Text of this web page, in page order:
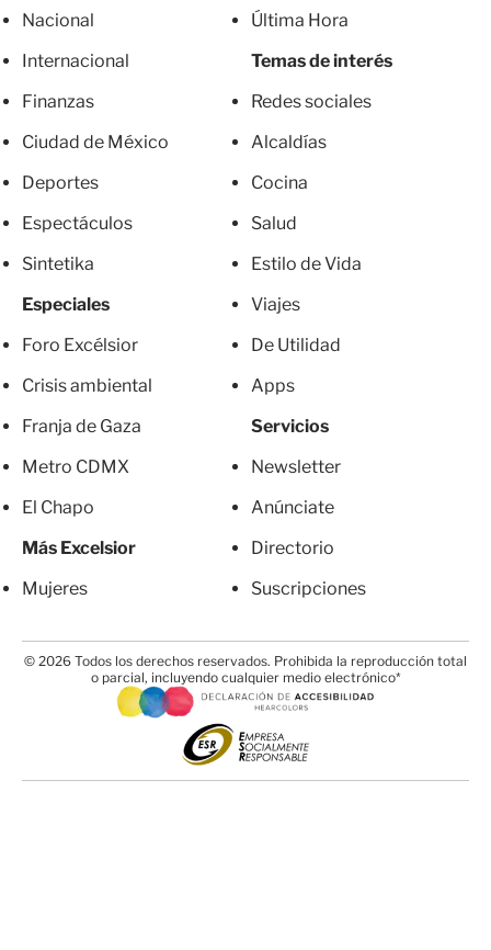
Nacional
Internacional
Finanzas
Ciudad de México
Deportes
Espectáculos
Sintetika
Especiales
Foro Excélsior
Crisis ambiental
Franja de Gaza
Metro CDMX
El Chapo
Más Excelsior
Mujeres
Última Hora
Temas de interés
Redes sociales
Alcaldías
Cocina
Salud
Estilo de Vida
Viajes
De Utilidad
Apps
Servicios
Newsletter
Anúnciate
Directorio
Suscripciones
© 2026 Todos los derechos reservados. Prohibida la reproducción total
o parcial, incluyendo cualquier medio electrónico*